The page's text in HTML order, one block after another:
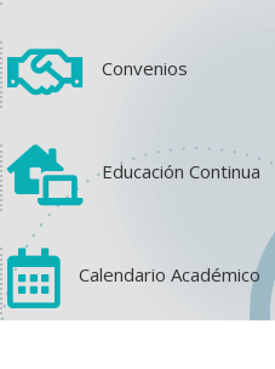
 Convenios
 Educación Continua
 Calendario Académico